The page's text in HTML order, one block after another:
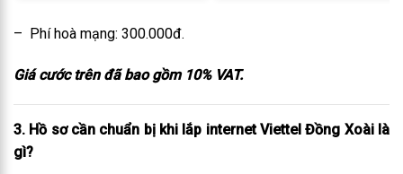
– Phí hoà mạng: 300.000đ.
Giá cước trên đã bao gồm 10% VAT.
3. Hồ sơ cần chuẩn bị khi lắp internet Viettel Đồng Xoài là
gì?